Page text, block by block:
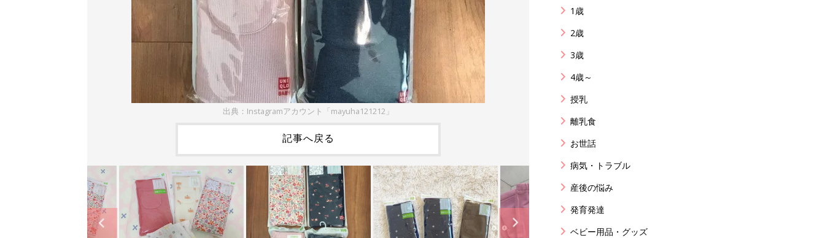
出典：Instagramアカウント「mayuha121212」
記事へ戻る
1歳
2歳
3歳
4歳～
授乳
離乳食
お世話
病気・トラブル
産後の悩み
発育発達
ベビー用品・グッズ